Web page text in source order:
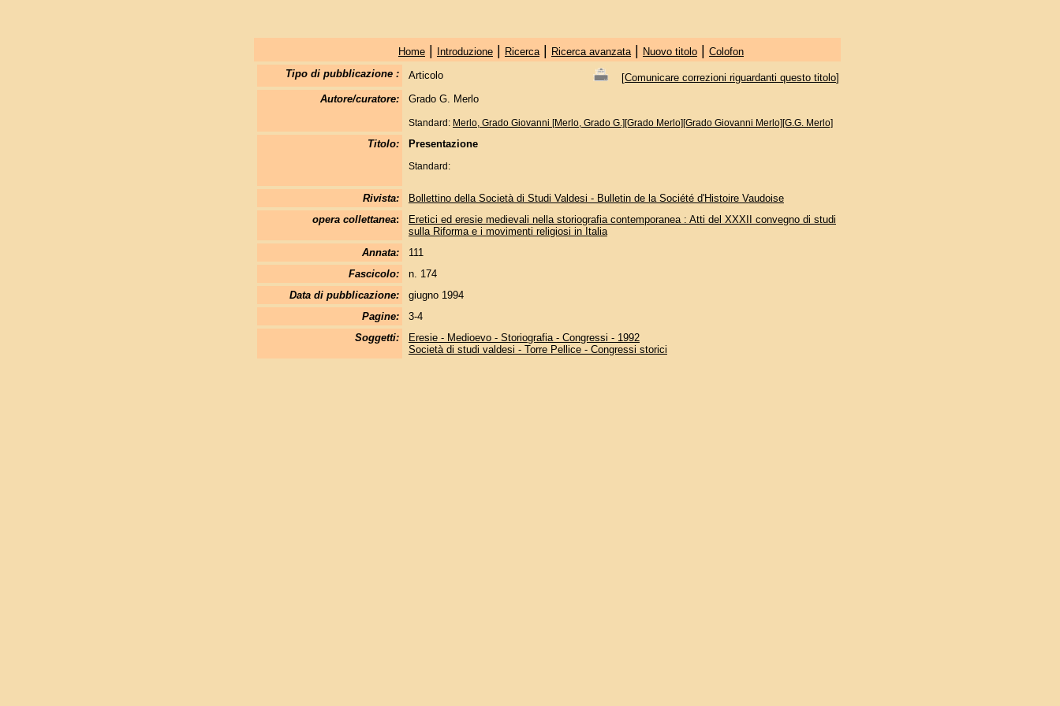
Home| Introduzione| Ricerca| Ricerca avanzata| Nuovo titolo| Colofon
Tipo di pubblicazione :
Articolo [Comunicare correzioni riguardanti questo titolo]
Autore/curatore:
Grado G. Merlo
Standard: Merlo, Grado Giovanni [Merlo, Grado G.][Grado Merlo][Grado Giovanni Merlo][G.G. Merlo]
Titolo: Presentazione
Standard:
Rivista:
Bollettino della Società di Studi Valdesi - Bulletin de la Société d'Histoire Vaudoise
opera collettanea:
Eretici ed eresie medievali nella storiografia contemporanea : Atti del XXXII convegno di studi
sulla Riforma e i movimenti religiosi in Italia
Annata:
111
Fascicolo:
n. 174
Data di pubblicazione:
giugno 1994
Pagine:
3-4
Soggetti:
Eresie - Medioevo - Storiografia - Congressi - 1992
Società di studi valdesi - Torre Pellice - Congressi storici